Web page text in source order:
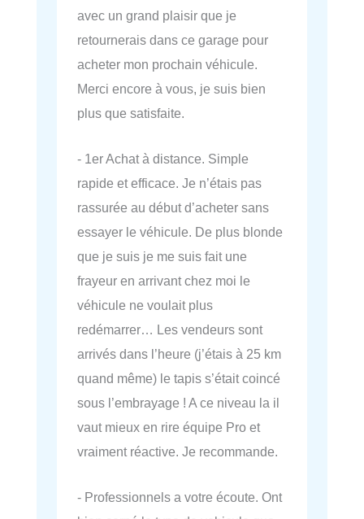
avec un grand plaisir que je
retournerais dans ce garage pour
acheter mon prochain véhicule.
Merci encore à vous, je suis bien
plus que satisfaite.
- 1er Achat à distance. Simple
rapide et efficace. Je n’étais pas
rassurée au début d’acheter sans
essayer le véhicule. De plus blonde
que je suis je me suis fait une
frayeur en arrivant chez moi le
véhicule ne voulait plus
redémarrer… Les vendeurs sont
arrivés dans l’heure (j’étais à 25 km
quand même) le tapis s’était coincé
sous l’embrayage ! A ce niveau la il
vaut mieux en rire équipe Pro et
vraiment réactive. Je recommande.
- Professionnels a votre écoute. Ont